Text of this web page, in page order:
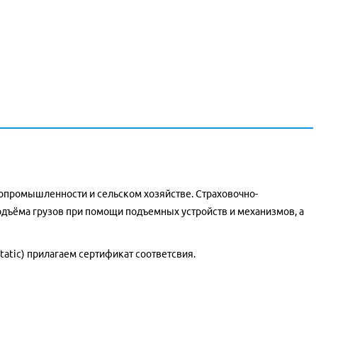
и сельском хозяйстве.Страховочно-
грузов при помощи подъемных устройств и механизмов, а
прилагаем сертификат соответсвия.